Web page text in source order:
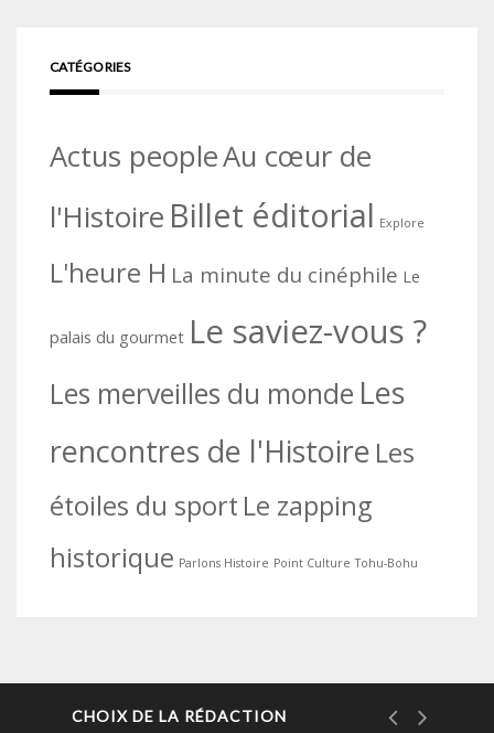
CATÉGORIES
Actus peopleAu cœur de
l'Histoire Billet éditorial Explore
L'heure H La minute du cinéphile Le
palais du gourmet Le saviez-vous ?
Les merveilles du monde Les
rencontres de l'Histoire Les
étoiles du sport Le zapping
historique Parlons Histoire Point Culture Tohu-Bohu
CHOIX DE LA RÉDACTION